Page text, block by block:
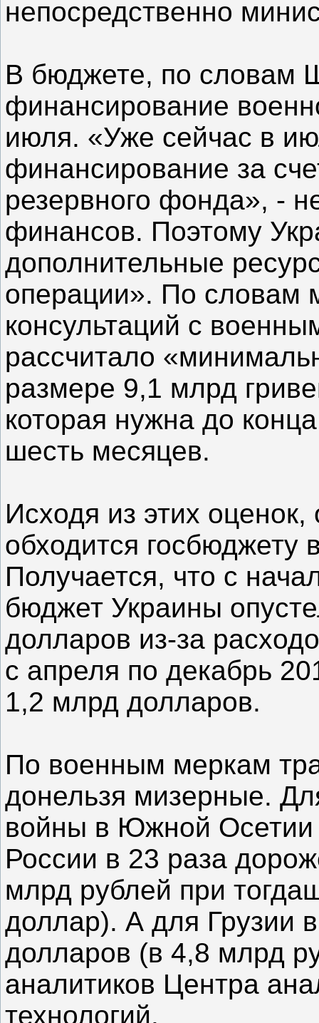
непосредственно
В бюджете, по словам
финансирование
июля. «Уже сейчас в
финансирование за
резервного фонда», -
финансов. Поэтому
дополнительные
операции». По словам
консультаций с
рассчитало
размере 9,1 млрд
которая нужна до
шесть месяцев.
Исходя из этих
обходится госбюджету
Получается, что с
бюджет Украины
долларов из-за
с апреля по декабрь
1,2 млрд долларов.
По военным меркам
донельзя мизерные.
войны в Южной Осетии
России в 23 раза
млрд рублей при
доллар). А для Грузии
долларов (в 4,8 млрд
аналитиков Центра
технологий.